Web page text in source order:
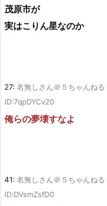
茂原市が
実はこりん星なのか
27: 名無しさん＠５ちゃんねる
ID:7qpDYCv20
俺らの夢壊すなよ
41: 名無しさん＠５ちゃんねる
ID:DVsmZsfD0